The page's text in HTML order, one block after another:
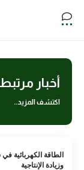
أخبار
اكتشف المزيد..
الطاقة الكهربائية
وزيادة الإنتاجية